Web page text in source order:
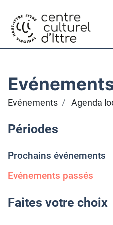
Evénements Agenda
Périodes
Prochains événements
Evénements passés
Faites votre choix